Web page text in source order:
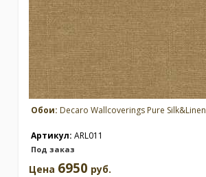
Обои: Decaro Wallcoverings Pure Silk&Linen
Артикул: ARL011
Под заказ
Цена 6950 руб.